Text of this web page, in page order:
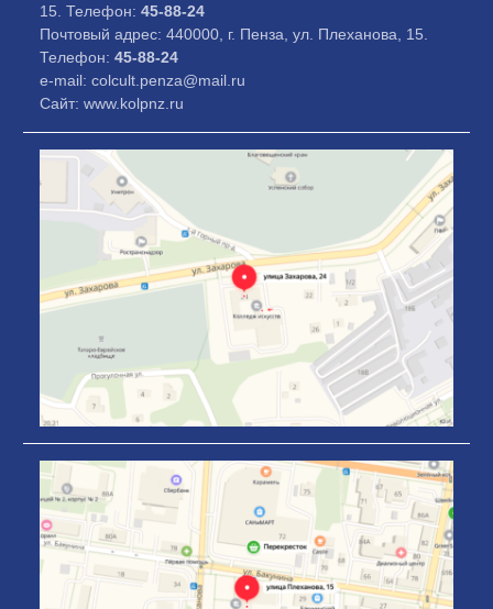
15. Телефон:45-88-24
Почтовый адрес: 440000, г. Пенза, ул. Плеханова, 15.
Телефон:45-88-24
e-mail: colcult.penza@mail.ru
Сайт: www.kolpnz.ru